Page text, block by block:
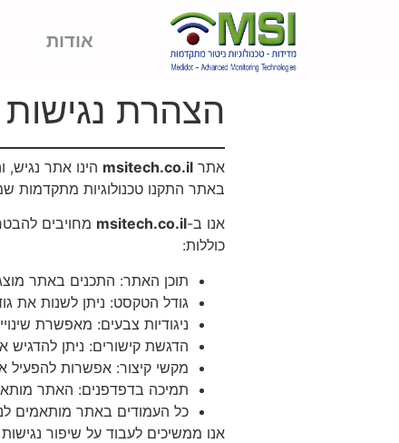
אודות
הצהרת נגישות
אתר msitech.co.il
באתר התקנו טכנולוגיות מתקדמות
אנו ב-msitech.co.il מחויבים
כוללות:
תוכן האתר: התכנים באתר
גודל הטקסט: ניתן לשנות את
ניגודיות צבעים: מאפשרת
הדגשת קישורים: ניתן
מקשי קיצור: אפשרות
תמיכה בדפדפנים: האתר
כל העמודים באתר מותאמים
אנו ממשיכים לעבוד על שיפור